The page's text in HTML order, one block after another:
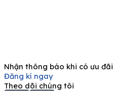
Nhận thông báo khi có ưu đãi
Đăng kí ngay
Theo dõi chúng tôi